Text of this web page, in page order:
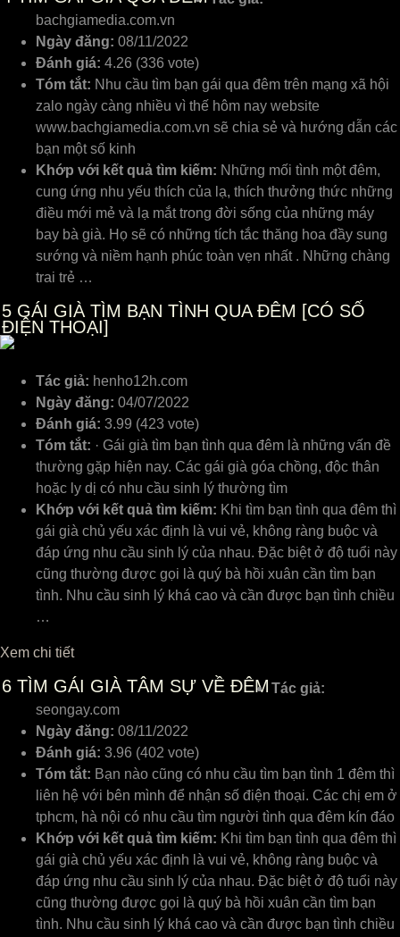
bachgiamedia.com.vn
Ngày đăng: 08/11/2022
Đánh giá: 4.26 (336 vote)
Tóm tắt: Nhu cầu tìm bạn gái qua đêm trên mạng xã hội
zalo ngày càng nhiều vì thế hôm nay website
www.bachgiamedia.com.vn sẽ chia sẻ và hướng dẫn các
bạn một số kinh
Khớp với kết quả tìm kiếm: Những mối tình một đêm,
cung ứng nhu yếu thích của lạ, thích thưởng thức những
điều mới mẻ và lạ mắt trong đời sống của những máy
bay bà già. Họ sẽ có những tích tắc thăng hoa đầy sung
sướng và niềm hạnh phúc toàn vẹn nhất . Những chàng
trai trẻ …
5 GÁI GIÀ TÌM BẠN TÌNH QUA ĐÊM [CÓ SỐ
ĐIỆN THOẠI]
Tác giả: henho12h.com
Ngày đăng: 04/07/2022
Đánh giá: 3.99 (423 vote)
Tóm tắt: · Gái già tìm bạn tình qua đêm là những vấn đề
thường gặp hiện nay. Các gái già góa chồng, độc thân
hoặc ly dị có nhu cầu sinh lý thường tìm
Khớp với kết quả tìm kiếm: Khi tìm bạn tình qua đêm thì
gái già chủ yếu xác định là vui vẻ, không ràng buộc và
đáp ứng nhu cầu sinh lý của nhau. Đặc biệt ở độ tuổi này
cũng thường được gọi là quý bà hồi xuân cần tìm bạn
tình. Nhu cầu sinh lý khá cao và cần được bạn tình chiều
…
Xem chi tiết
6 TÌM GÁI GIÀ TÂM SỰ VỀ ĐÊM Tác giả:
seongay.com
Ngày đăng: 08/11/2022
Đánh giá: 3.96 (402 vote)
Tóm tắt: Bạn nào cũng có nhu cầu tìm bạn tình 1 đêm thì
liên hệ với bên mình để nhận số điện thoại. Các chị em ở
tphcm, hà nội có nhu cầu tìm người tình qua đêm kín đáo
Khớp với kết quả tìm kiếm: Khi tìm bạn tình qua đêm thì
gái già chủ yếu xác định là vui vẻ, không ràng buộc và
đáp ứng nhu cầu sinh lý của nhau. Đặc biệt ở độ tuổi này
cũng thường được gọi là quý bà hồi xuân cần tìm bạn
tình. Nhu cầu sinh lý khá cao và cần được bạn tình chiều